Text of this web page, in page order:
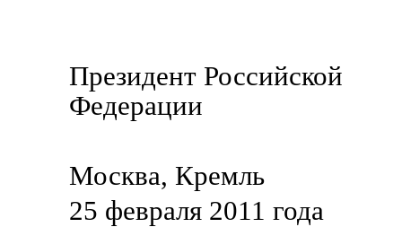
Президент Российской
Федерации
Москва, Кремль
25 февраля 2011 года